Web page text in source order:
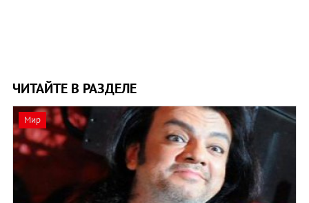
ЧИТАЙТЕ В РАЗДЕЛЕ
Мир